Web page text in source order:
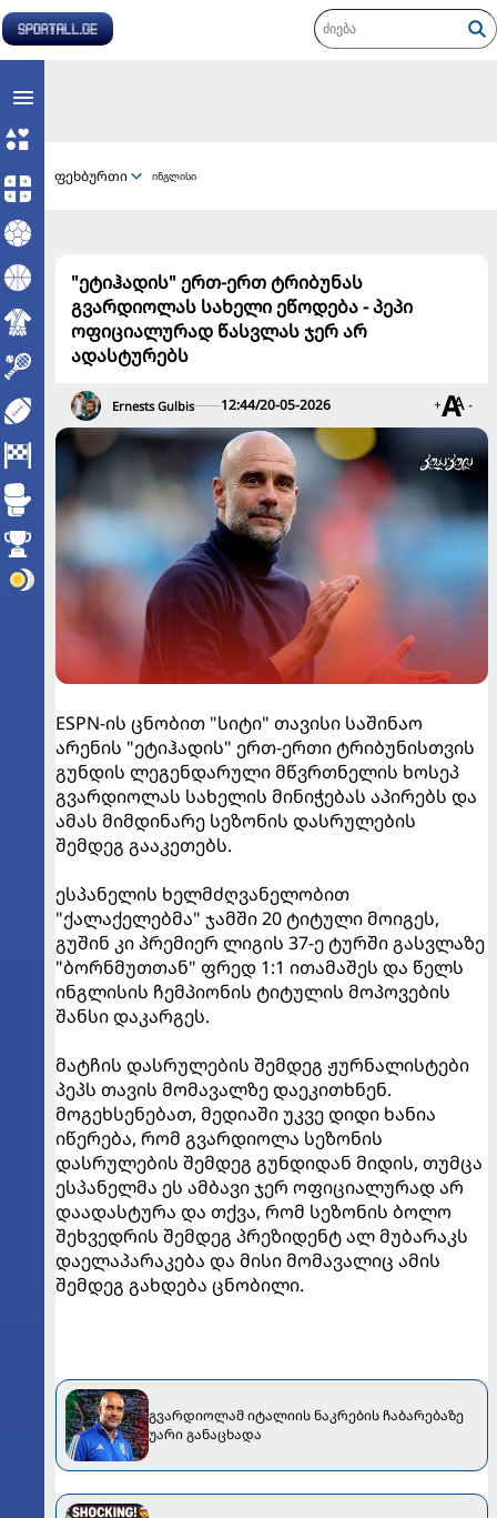
ფეხბურთი ინგლისი
"ეტიჰადის" ერთ-ერთ ტრიბუნას
გვარდიოლას სახელი ეწოდება - პეპი
ოფიციალურად წასვლას ჯერ არ
ადასტურებს
Ernests Gulbis 12:44/20-05-2026 + -
ESPN-ის ცნობით "სიტი" თავისი საშინაო
არენის "ეტიჰადის" ერთ-ერთი ტრიბუნისთვის
გუნდის ლეგენდარული მწვრთნელის ხოსეპ
გვარდიოლას სახელის მინიჭებას აპირებს და
ამას მიმდინარე სეზონის დასრულების
შემდეგ გააკეთებს.
ესპანელის ხელმძღვანელობით
"ქალაქელებმა" ჯამში 20 ტიტული მოიგეს,
გუშინ კი პრემიერ ლიგის 37-ე ტურში გასვლაზე
"ბორნმუთთან" ფრედ 1:1 ითამაშეს და წელს
ინგლისის ჩემპიონის ტიტულის მოპოვების
შანსი დაკარგეს.
მატჩის დასრულების შემდეგ ჟურნალისტები
პეპს თავის მომავალზე დაეკითხნენ.
მოგეხსენებათ, მედიაში უკვე დიდი ხანია
იწერება, რომ გვარდიოლა სეზონის
დასრულების შემდეგ გუნდიდან მიდის, თუმცა
ესპანელმა ეს ამბავი ჯერ ოფიციალურად არ
დაადასტურა და თქვა, რომ სეზონის ბოლო
შეხვედრის შემდეგ პრეზიდენტ ალ მუბარაკს
დაელაპარაკება და მისი მომავალიც ამის
შემდეგ გახდება ცნობილი.
გვარდიოლამ იტალიის ნაკრების ჩაბარებაზე
უარი განაცხადა